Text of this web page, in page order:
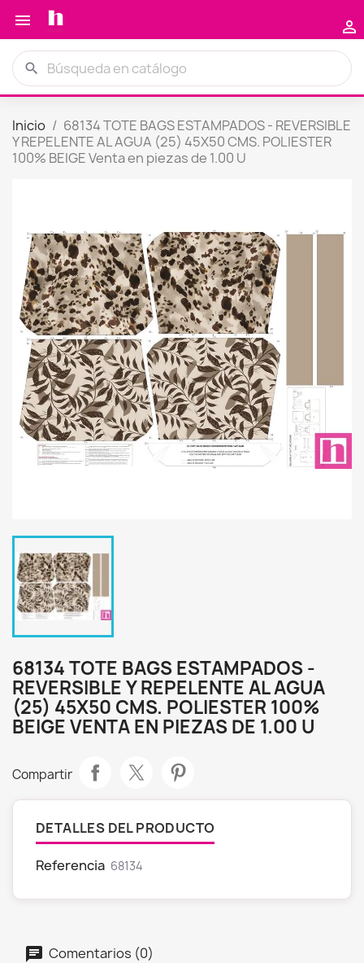
 
search
Inicio
68134 TOTE BAGS ESTAMPADOS - REVERSIBLE
Y REPELENTE AL AGUA (25) 45X50 CMS. POLIESTER
100% BEIGE Venta en piezas de 1.00 U
68134 TOTE BAGS ESTAMPADOS -
REVERSIBLE Y REPELENTE AL AGUA
(25) 45X50 CMS. POLIESTER 100%
BEIGE VENTA EN PIEZAS DE 1.00 U
Compartir
DETALLES DEL PRODUCTO
Referencia 68134
Comentarios (0)